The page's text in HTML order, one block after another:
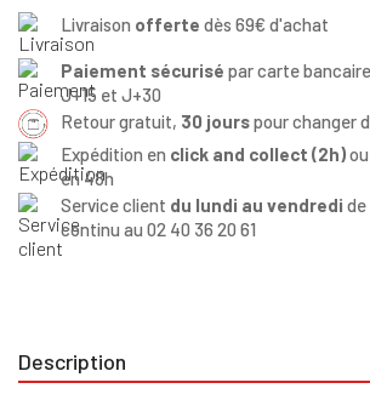
Livraison offerte dès 69€ d'achat
Paiement sécurisé par carte
J+15 et J+30
Retour gratuit, 30 jourspour changer
Expédition en click and collect (2h)
en 48h
Service client du lundi au vendredi de
continu au 02 40 36 20 61
Description